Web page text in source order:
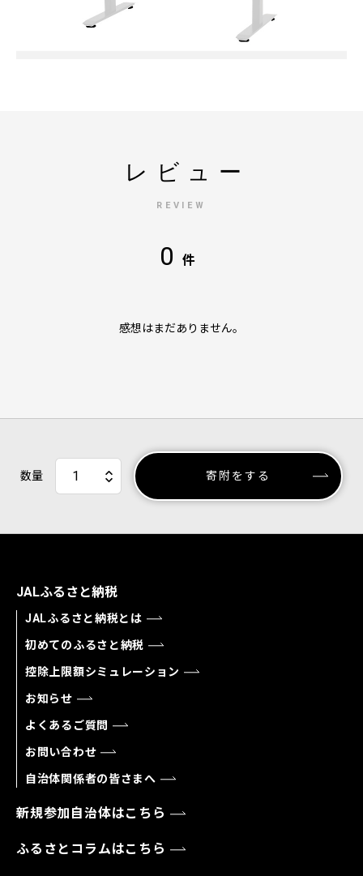
レビュー
REVIEW
0 件
感想はまだありません。
数量 寄附をする
JALふるさと納税
JALふるさと納税とは
初めてのふるさと納税
控除上限額シミュレーション
お知らせ
よくあるご質問
お問い合わせ
自治体関係者の皆さまへ
新規参加自治体はこちら
ふるさとコラムはこちら